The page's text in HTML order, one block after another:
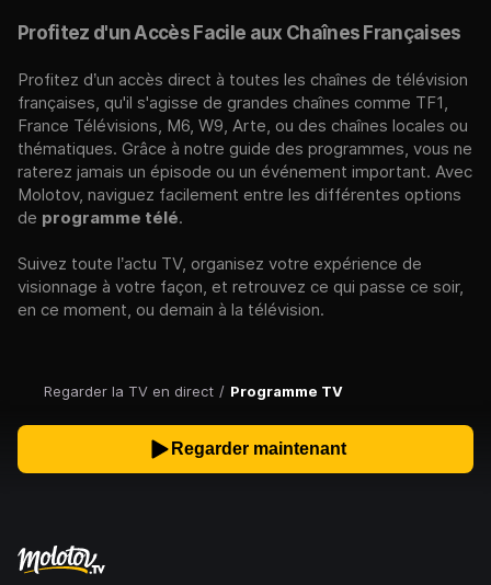
Regarder la TV en direct / Programme TV
Profitez d'un Accès Facile aux Chaînes Françaises
Profitez d’un accès direct à toutes les chaînes de télévision
françaises, qu'il s'agisse de grandes chaînes comme TF1,
France Télévisions, M6, W9, Arte, ou des chaînes locales ou
thématiques. Grâce à notre guide des programmes, vous ne
raterez jamais un épisode ou un événement important. Avec
Molotov, naviguez facilement entre les différentes options
de programme télé.
Suivez toute l’actu TV, organisez votre expérience de
visionnage à votre façon, et retrouvez ce qui passe ce soir,
en ce moment, ou demain à la télévision.
Regarder maintenant